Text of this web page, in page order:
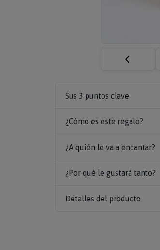
Sus 3 puntos clave
¿Cómo es este regalo?
¿A quién le va a encantar?
¿Por qué le gustará tanto?
Detalles del producto